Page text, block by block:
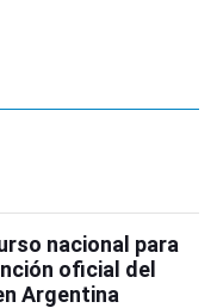
nacional para
oficial del
Argentina